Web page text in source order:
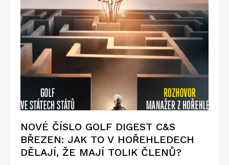
NOVÉ ČÍSLO GOLF DIGEST C&S
BŘEZEN: JAK TO V HOŘEHLEDECH
DĚLAJÍ, ŽE MAJÍ TOLIK ČLENŮ?